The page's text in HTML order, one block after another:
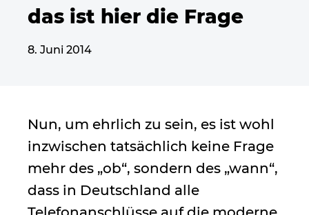
das ist hier die Frage
8. Juni 2014
Nun, um ehrlich zu sein, es ist wohl
inzwischen tatsächlich keine Frage
mehr des „ob“, sondern des „wann“,
dass in Deutschland alle